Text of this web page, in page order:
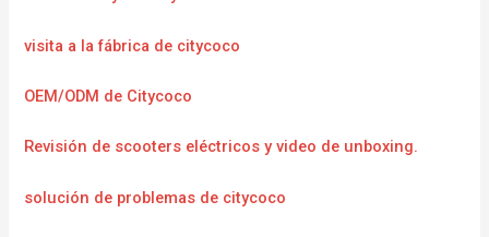
visita a la fábrica de citycoco
OEM/ODM de Citycoco
Revisión de scooters eléctricos y video de unboxing.
solución de problemas de citycoco